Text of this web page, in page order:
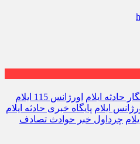
حادثه ایلام
اورژانس 115 ایلام
ایلام پایگاه خبری حادثه ایلام
چرداول خبر حوادث تصادف